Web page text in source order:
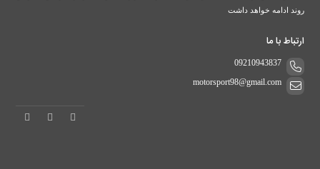
روند ادامه خواهد داشت
ارتباط با ما
09210943837
motorsport98@gmail.com